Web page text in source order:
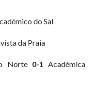
do Sal
da Praia
Norte 0-1 Académica